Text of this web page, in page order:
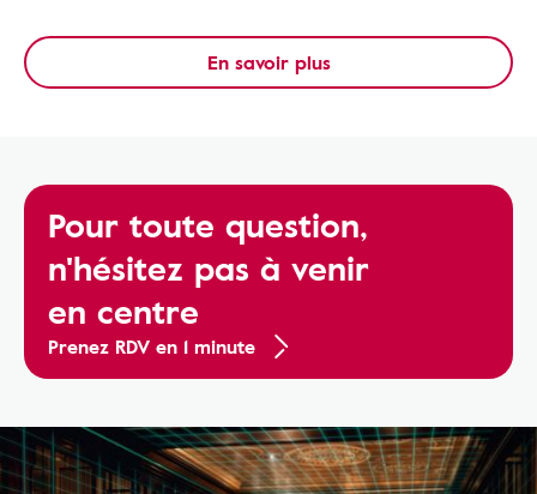
En savoir plus
Pour toute question,
n'hésitez pas à venir
en centre
Prenez RDV en 1 minute